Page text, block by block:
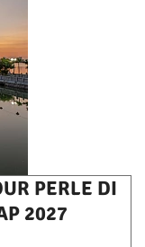
PERLE DI
2027